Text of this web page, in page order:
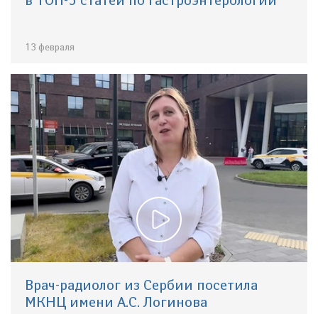
13 февраля
Врач-радиолог из Сербии посетила
МКНЦ имени А.С. Логинова